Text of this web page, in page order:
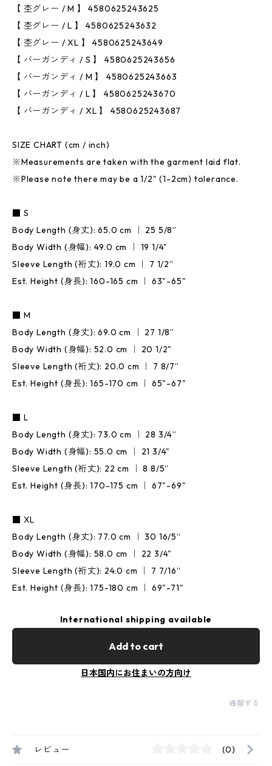
【 杢グレー / M 】 4580625243625
【 杢グレー / L 】 4580625243632
【 杢グレー / XL 】 4580625243649
【 バーガンディ / S 】 4580625243656
【 バーガンディ / M 】 4580625243663
【 バーガンディ / L 】 4580625243670
【 バーガンディ / XL 】 4580625243687
SIZE CHART (cm / inch)
※Measurements are taken with the garment laid flat.
※Please note there may be a 1/2" (1-2cm) tolerance.
■ S
Body Length (身丈): 65.0 cm ｜ 25 5/8”
Body Width (身幅): 49.0 cm ｜ 19 1/4"
Sleeve Length (裄丈): 19.0 cm ｜ 7 1/2”
Est. Height (身長): 160-165 cm ｜ 63"-65"
■ M
Body Length (身丈): 69.0 cm ｜ 27 1/8”
Body Width (身幅): 52.0 cm ｜ 20 1/2"
Sleeve Length (裄丈): 20.0 cm ｜ 7 8/7”
Est. Height (身長): 165-170 cm ｜ 65"-67"
■ L
Body Length (身丈): 73.0 cm ｜ 28 3/4”
Body Width (身幅): 55.0 cm ｜ 21 3/4"
Sleeve Length (裄丈): 22 cm ｜ 8 8/5”
Est. Height (身長): 170-175 cm ｜ 67"-69"
■ XL
Body Length (身丈): 77.0 cm ｜ 30 16/5“
Body Width (身幅): 58.0 cm ｜ 22 3/4"
Sleeve Length (裄丈): 24.0 cm ｜ 7 7/16”
Est. Height (身長): 175-180 cm ｜ 69"-71"
International shipping available
Add to cart
日本国内にお住まいの方向け
通報する
レビュー (0)